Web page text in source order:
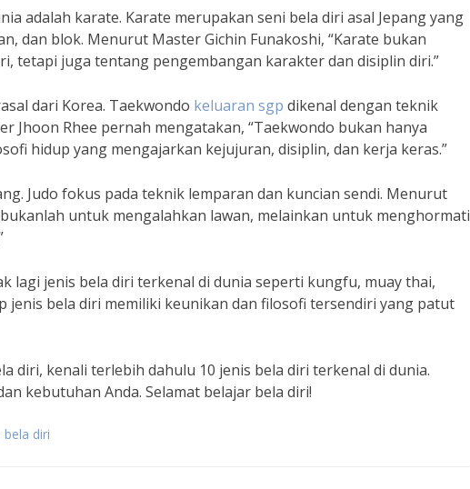
adalah karate. Karate merupakan seni bela diri asal Jepang yang
dan blok. Menurut Master Gichin Funakoshi, “Karate bukan
tetapi juga tentang pengembangan karakter dan disiplin diri.”
dari Korea. Taekwondo keluaran sgp dikenal dengan teknik
Jhoon Rhee pernah mengatakan, “Taekwondo bukan hanya
hidup yang mengajarkan kejujuran, disiplin, dan kerja keras.”
Judo fokus pada teknik lemparan dan kuncian sendi. Menurut
untuk mengalahkan lawan, melainkan untuk menghormati
lagi jenis bela diri terkenal di dunia seperti kungfu, muay thai,
jenis bela diri memiliki keunikan dan filosofi tersendiri yang patut
diri, kenali terlebih dahulu 10 jenis bela diri terkenal di dunia.
kebutuhan Anda. Selamat belajar bela diri!
diri